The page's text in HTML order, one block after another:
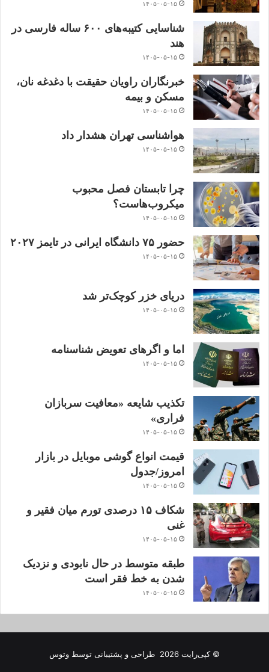
۱۴۰۵-۰۵-۱۵
شناسایی کتیبه‌های ۶۰۰ ساله فارسی در
هند
۱۴۰۵-۰۵-۱۵
خبرنگاران راویان حقیقت با دغدغه نان،
مسکن و بیمه
۱۴۰۵-۰۵-۱۵
هواشناسی تهران هشدار داد
۱۴۰۵-۰۵-۱۵
چرا تابستان فصل محبوب
میکروب‌هاست؟
۱۴۰۵-۰۵-۱۵
حضور ۷۵ دانشگاه ایرانی در تایمز ۲۰۲۷
۱۴۰۵-۰۵-۱۵
دریای خزر کوچک‌تر شد
۱۴۰۵-۰۵-۱۵
اما و اگرهای تعویض شناسنامه
۱۴۰۵-۰۵-۱۵
تکذیب شایعه «معافیت سربازان
فراری»
۱۴۰۵-۰۵-۱۵
قیمت انواع گوشی موبایل در بازار
امروز/جدول
۱۴۰۵-۰۵-۱۵
شکاف ۱۵ درصدی تورم میان فقیر و
غنی
۱۴۰۵-۰۵-۱۵
طبقه متوسط در حال نابودی و نزدیک
شدن به خط فقر است
۱۴۰۵-۰۵-۱۵
© کپی‌رایت 2026 طراحی و پشتیبانی توسط وتوس